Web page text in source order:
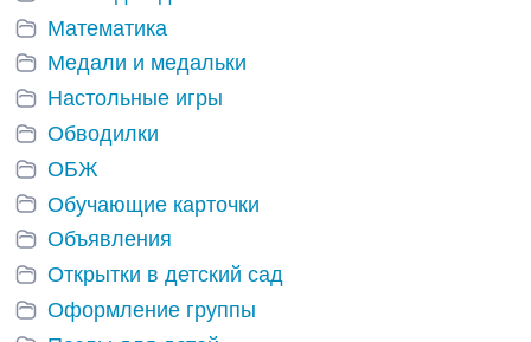
Математика
Медали и медальки
Настольные игры
Обводилки
ОБЖ
Обучающие карточки
Объявления
Открытки в детский сад
Оформление группы